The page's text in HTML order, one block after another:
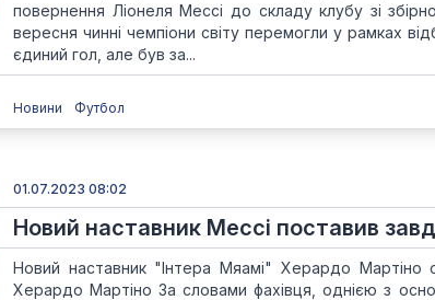
повернення Ліонеля Мессі до складу клубу зі
вересня чинні чемпіони світу перемогли у рамках
єдиний гол, але був за...
Новини Футбол
01.07.2023 08:02
Новий наставник Мессі поставив
Новий наставник "Інтера Мяамі" Херардо Мартіно
Херардо Мартіно За словами фахівця, однією з